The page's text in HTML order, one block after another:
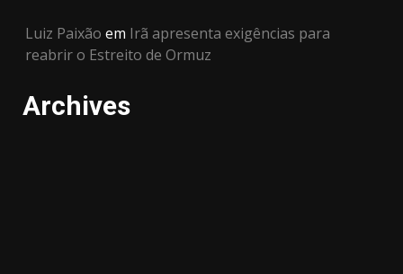
Luiz Paixão em Irã apresenta exigências para
reabrir o Estreito de Ormuz
Archives